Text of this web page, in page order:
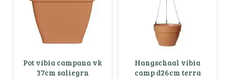
Pot vibia campana vk
37cm saliegrn
Hangschaal vibia
camp d26cm terra